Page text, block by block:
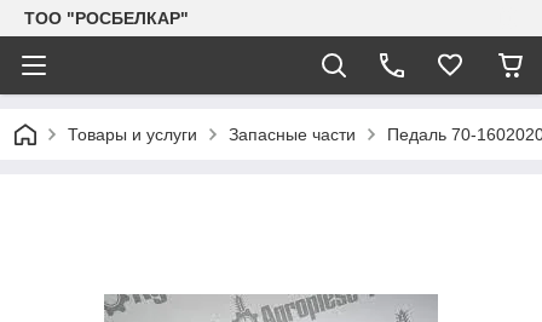
TOO "РОСБЕЛКАР"
Товары и услуги Запасные части Педаль 70-